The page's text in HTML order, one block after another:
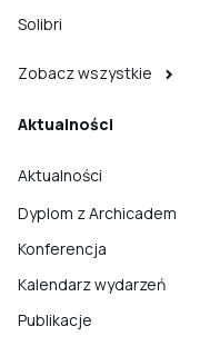
Solibri
Zobacz wszystkie
Aktualności
Aktualności
Dyplom z Archicadem
Konferencja
Kalendarz wydarzeń
Publikacje